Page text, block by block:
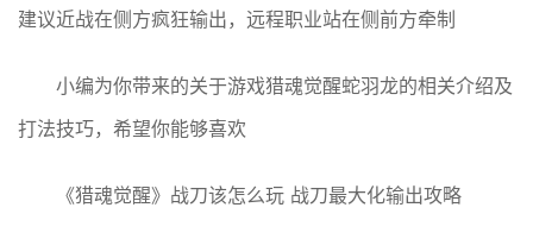
建议近战在侧方疯狂输出，远程职业站在侧前方牵制
小编为你带来的关于游戏猎魂觉醒蛇羽龙的相关介绍及
打法技巧，希望你能够喜欢
《猎魂觉醒》战刀该怎么玩 战刀最大化输出攻略